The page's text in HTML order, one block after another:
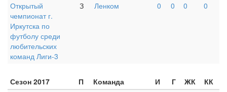
Открытый
чемпионат г.
Иркутска по
футболу среди
любительских
команд Лиги-3
З Ленком 0 0 0 0
Сезон 2017 П Команда И Г ЖК
КК